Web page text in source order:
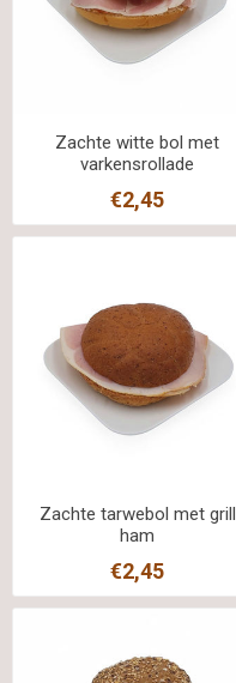
Zachte witte bol met
varkensrollade
€2,45
Zachte tarwebol met grill
ham
€2,45